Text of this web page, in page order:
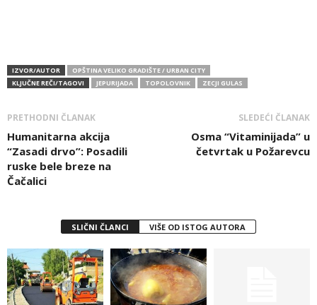
IZVOR/AUTOR
OPŠTINA VELIKO GRADIŠTE / URBAN CITY
KLJUČNE REČI/TAGOVI
JEPURIJADA TOPOLOVNIK ZECJI GULAS
PRETHODNI ČLANAK
Humanitarna akcija
“Zasadi drvo”: Posadili
ruske bele breze na
Čačalici
SLEDEĆI ČLANAK
Osma “Vitaminijada” u
četvrtak u Požarevcu
SLIČNI ČLANCI VIŠE OD ISTOG AUTORA